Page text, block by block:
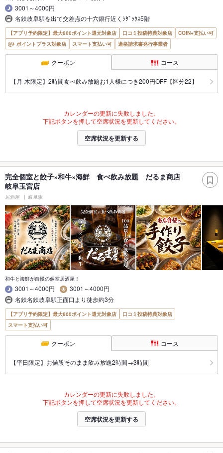
3001～4000円
名鉄岐阜駅を出て交差点の十六銀行近くｼﾀﾞｯｸｽ5階
【アプリ予約限定】最大800ポイント還元対象店 口コミ投稿特典対象店
COIN+支払い可
ポイントプラス対象店
スマート支払い可 適格請求書発行事業者
クーポン コース
【月‐木限定】2時間食べ飲み放題お1人様につき200円OFF【区分22】
カレンダーの更新に失敗しました。
下記ボタンを押して空席状況を更新してください。
空席状況を更新する
完全個室と餃子×和牛×海鮮 食べ飲み放題 だるま商店
岐阜玉宮店
居酒屋 岐阜駅
和牛と海鮮が自慢の個室居酒屋！
3001～4000円
3001～4000円
名鉄名鉄岐阜駅正面口より徒歩約3分
【アプリ予約限定】最大800ポイント還元対象店
口コミ投稿特典対象店
スマート支払い可
クーポン コース
【平日限定】お値段そのまま飲み放題2時間→3時間
カレンダーの更新に失敗しました。
下記ボタンを押して空席状況を更新してください。
空席状況を更新する